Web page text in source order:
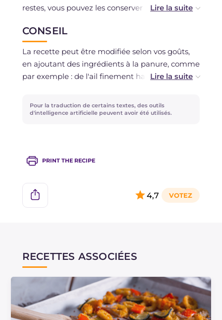
restes, vous pouvez les conserver au
jusqu'à 1 jour maximum.
CONSEIL
La recette peut être modifiée selon vos goûts,
en ajoutant des ingrédients à la panure, comme
par exemple : de l'ail finement haché, du
Pour la traduction de certains textes, des outils
d'intelligence artificielle peuvent avoir été utilisés.
PRINT THE RECIPE
4,7
RECETTES ASSOCIÉES